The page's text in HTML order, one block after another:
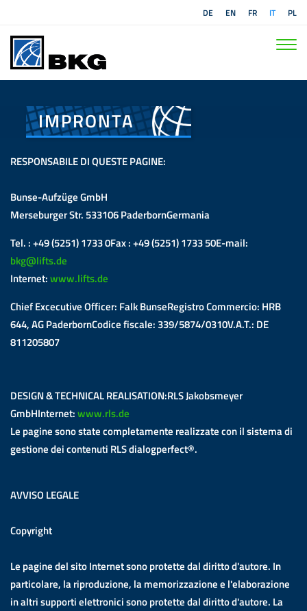
DE EN FR IT PL
IMPRONTA
RESPONSABILE DI QUESTE PAGINE:
Bunse-Aufzüge GmbH
Merseburger Str. 533106 PaderbornGermania
Tel. : +49 (5251) 1733 0Fax : +49 (5251) 1733 50E-mail:
bkg@lifts.de
Internet:www.lifts.de
Chief Excecutive Officer: Falk BunseRegistro Commercio: HRB
644, AG PaderbornCodice fiscale: 339/5874/0310V.A.T.: DE
811205807
DESIGN & TECHNICAL REALISATION:RLS Jakobsmeyer
GmbHInternet:www.rls.de
Le pagine sono state completamente realizzate con il sistema di
gestione dei contenuti RLS dialogperfect®.
AVVISO LEGALE
Copyright
Le pagine del sito Internet sono protette dal diritto d'autore. In
particolare, la riproduzione, la memorizzazione e l'elaborazione
in altri supporti elettronici sono protette dal diritto d'autore. La